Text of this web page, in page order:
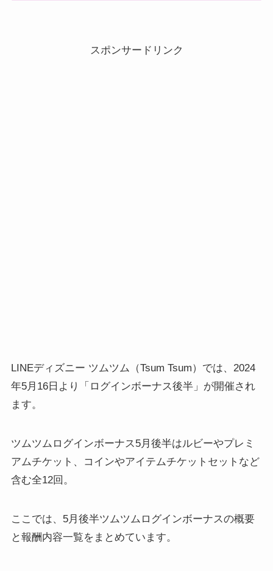
スポンサードリンク
LINEディズニー ツムツム（Tsum Tsum）では、2024
年5月16日より「ログインボーナス後半」が開催され
ます。
ツムツムログインボーナス5月後半はルビーやプレミ
アムチケット、コインやアイテムチケットセットなど
含む全12回。
ここでは、5月後半ツムツムログインボーナスの概要
と報酬内容一覧をまとめています。